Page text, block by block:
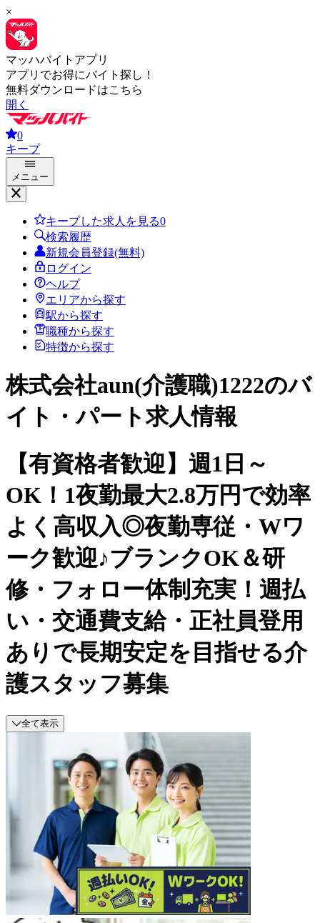
×
マッハバイトアプリ
アプリでお得にバイト探し！
無料ダウンロードはこちら
開く
0
キープ
メニュー
キープした求人を見る0
検索履歴
新規会員登録(無料)
ログイン
ヘルプ
エリアから探す
駅から探す
職種から探す
特徴から探す
株式会社aun(介護職)1222のバ
イト・パート求人情報
【有資格者歓迎】週1日～
OK！1夜勤最大2.8万円で効率
よく高収入◎夜勤専従・Wワ
ーク歓迎♪ブランクOK＆研
修・フォロー体制充実！週払
い・交通費支給・正社員登用
ありで長期安定を目指せる介
護スタッフ募集
全て表示